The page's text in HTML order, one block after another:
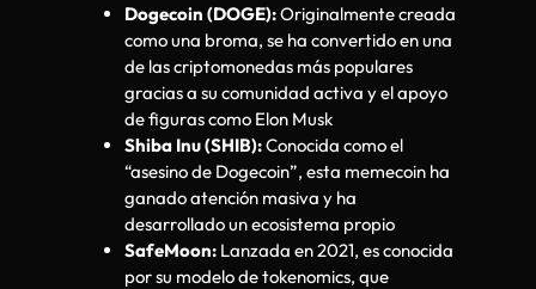
Dogecoin (DOGE):Originalmente creada
como una broma, se ha convertido en una
de las criptomonedas más populares
gracias a su comunidad activa y el apoyo
de figuras como Elon Musk
Shiba Inu (SHIB):Conocida como el
“asesino de Dogecoin”, esta memecoin ha
ganado atención masiva y ha
desarrollado un ecosistema propio
SafeMoon: Lanzada en 2021, es conocida
por su modelo de tokenomics, que